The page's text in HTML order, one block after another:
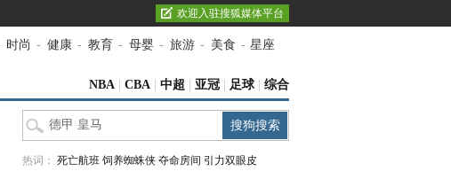
欢迎入驻搜狐媒体平台
时尚 - 健康 - 教育 - 母婴 - 旅游 - 美食 - 星座
NBA CBA 中超 亚冠 足球 综合
热词： 死亡航班 饲养蜘蛛侠 夺命房间 引力双眼皮